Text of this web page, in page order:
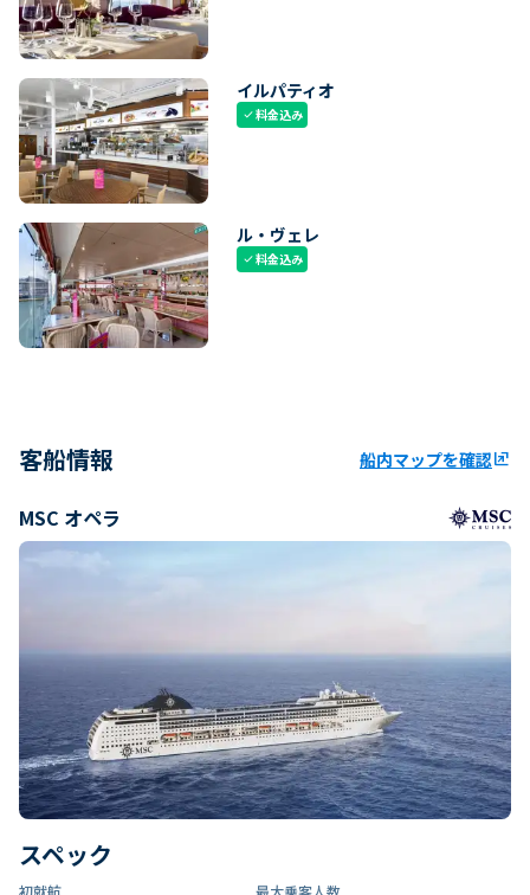
イルパティオ
check料金込み
ル・ヴェレ
check料金込み
客船情報 船内マップを確認ungroup
MSC オペラ
スペック
初就航 最大乗客人数